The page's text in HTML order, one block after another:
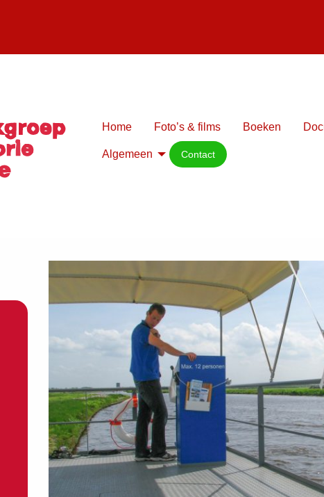
Home Foto’s & films Boeken
Algemeen Contact